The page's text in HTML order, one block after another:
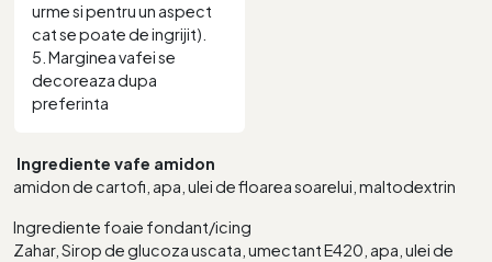
urme si pentru un aspect
cat se poate de ingrijit).
5. Marginea vafei se
decoreaza dupa
preferinta
Ingrediente vafe amidon
amidon de cartofi, apa, ulei de floarea soarelui, maltodextrin
Ingrediente foaie fondant/icing
Zahar, Sirop de glucoza uscata, umectant E420, apa, ulei de